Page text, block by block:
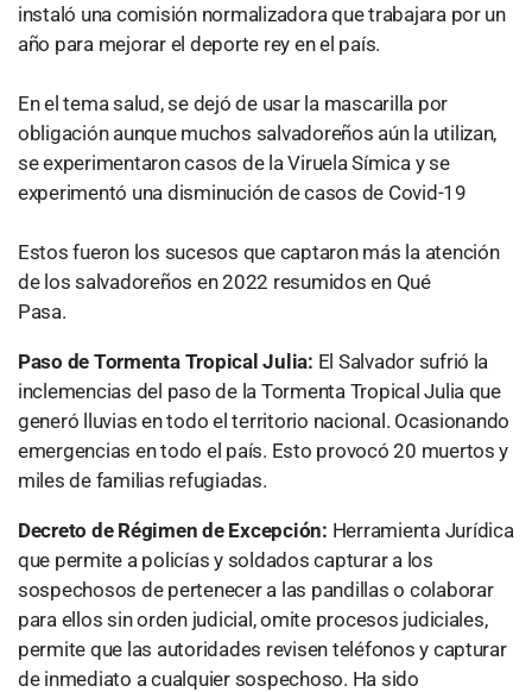
instaló una comisión normalizadora que trabajara por un
año para mejorar el deporte rey en el país.
En el tema salud, se dejó de usar la mascarilla por
obligación aunque muchos salvadoreños aún la utilizan,
se experimentaron casos de la Viruela Símica y se
experimentó una disminución de casos de Covid-19
Estos fueron los sucesos que captaron más la atención
de los salvadoreños en 2022 resumidos en Qué
Pasa.
Paso de Tormenta Tropical Julia: El Salvador sufrió la
inclemencias del paso de la Tormenta Tropical Julia que
generó lluvias en todo el territorio nacional. Ocasionando
emergencias en todo el país. Esto provocó 20 muertos y
miles de familias refugiadas.
Decreto de Régimen de Excepción: Herramienta Jurídica
que permite a policías y soldados capturar a los
sospechosos de pertenecer a las pandillas o colaborar
para ellos sin orden judicial, omite procesos judiciales,
permite que las autoridades revisen teléfonos y capturar
de inmediato a cualquier sospechoso. Ha sido